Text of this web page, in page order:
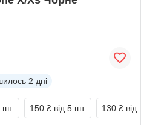
2 дні
шт. 150 ₴ від 5 шт. 130 ₴ від